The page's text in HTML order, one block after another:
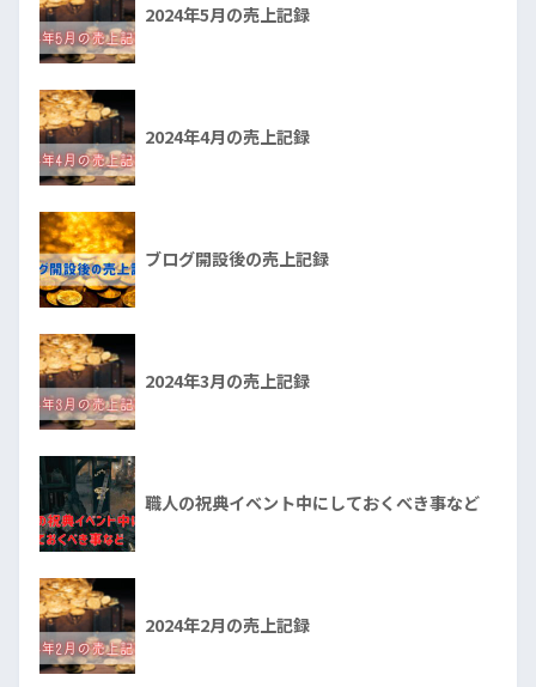
2024年5月の売上記録
2024年4月の売上記録
ブログ開設後の売上記録
2024年3月の売上記録
職人の祝典イベント中にしておくべき事など
2024年2月の売上記録